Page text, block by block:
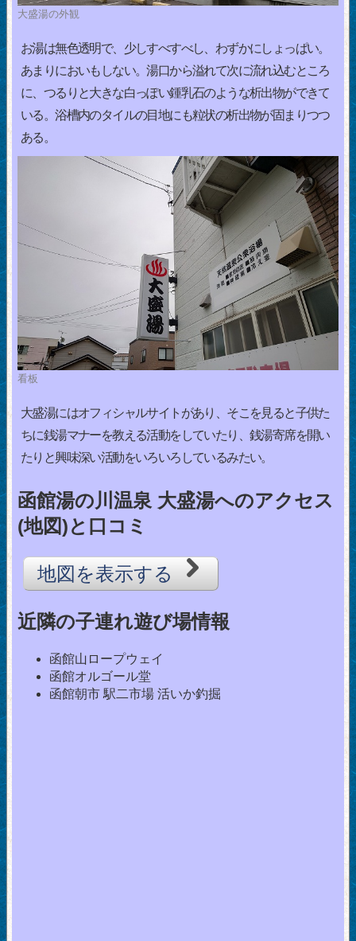
大盛湯の外観
お湯は無色透明で、少しすべすべし、わずかにしょっぱい。
あまりにおいもしない。湯口から溢れて次に流れ込むところ
に、つるりと大きな白っぽい鍾乳石のような析出物ができて
いる。浴槽内のタイルの目地にも粒状の析出物が固まりつつ
ある。
看板
大盛湯にはオフィシャルサイトがあり、そこを見ると子供た
ちに銭湯マナーを教える活動をしていたり、銭湯寄席を開い
たりと興味深い活動をいろいろしているみたい。
函館湯の川温泉 大盛湯へのアクセス
(地図)と口コミ
地図を表示する
近隣の子連れ遊び場情報
函館山ロープウェイ
函館オルゴール堂
函館朝市 駅二市場 活いか釣掘